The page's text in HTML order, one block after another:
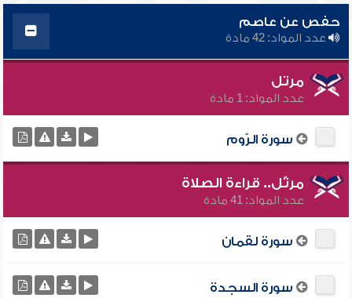
حفص عن عاصم
عدد المواد: 42 مادة
مرتل
عدد المواد: 1 مادة
سورة الرّوم
مرتّل.. قراءة الصلاة
عدد المواد: 41 مادة
سورة لقمان
سورة السجدة